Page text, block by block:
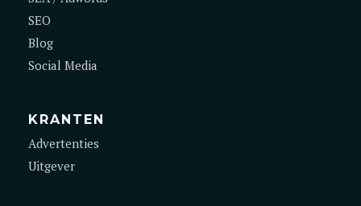
SEO
Blog
Social Media
KRANTEN
Advertenties
Uitgever